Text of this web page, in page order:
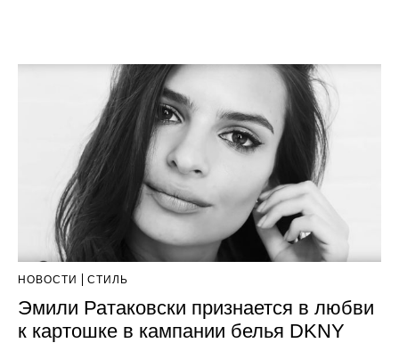
НОВОСТИ СТИЛЬ
Эмили Ратаковски признается в любви
к картошке в кампании белья DKNY